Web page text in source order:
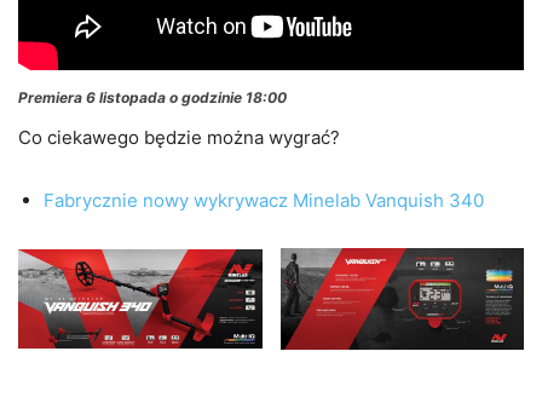
Premiera 6 listopada o godzinie 18:00
Co ciekawego będzie można wygrać?
Fabrycznie nowy wykrywacz Minelab Vanquish 340